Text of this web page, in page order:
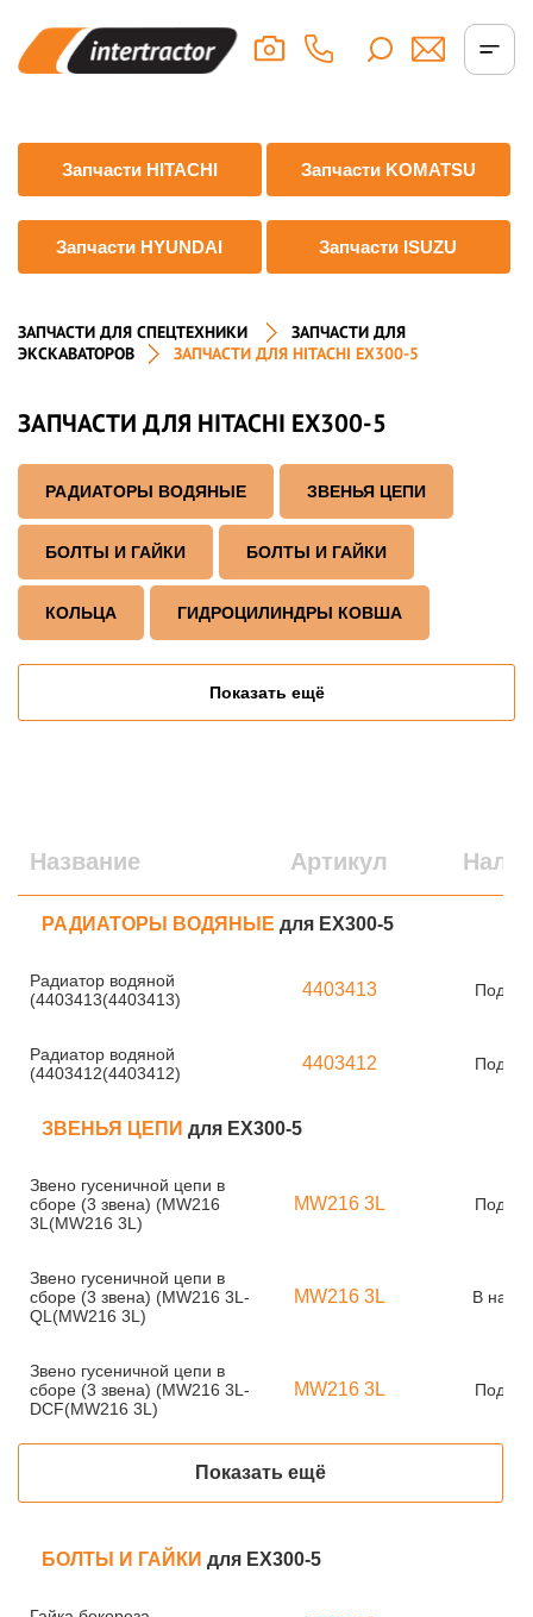
Запчасти HITACHI Запчасти KOMATSU
Запчасти HYUNDAI Запчасти ISUZU
ЗАПЧАСТИ ДЛЯ СПЕЦТЕХНИКИ
ЗАПЧАСТИ ДЛЯ
ЭКСКАВАТОРОВ
ЗАПЧАСТИ ДЛЯ HITACHI EX300-5
ЗАПЧАСТИ ДЛЯ HITACHI EX300-5
РАДИАТОРЫ ВОДЯНЫЕ ЗВЕНЬЯ ЦЕПИ
БОЛТЫ И ГАЙКИ БОЛТЫ И ГАЙКИ
КОЛЬЦА ГИДРОЦИЛИНДРЫ КОВША
Показать ещё
Название Артикул
РАДИАТОРЫ ВОДЯНЫЕ для EX300-5
Радиатор водяной
(4403413(4403413)
4403413 Под
Радиатор водяной
(4403412(4403412)
4403412 Под
ЗВЕНЬЯ ЦЕПИ для EX300-5
Звено гусеничной цепи в
сборе (3 звена) (MW216
3L(MW216 3L)
MW216 3L Под
Звено гусеничной цепи в
сборе (3 звена) (MW216 3L-
QL(MW216 3L)
MW216 3L В
Звено гусеничной цепи в
сборе (3 звена) (MW216 3L-
DCF(MW216 3L)
MW216 3L Под
Показать ещё
БОЛТЫ И ГАЙКИ для EX300-5